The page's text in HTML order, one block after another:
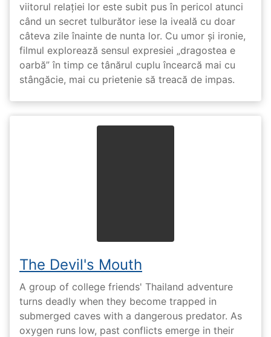
viitorul relației lor este subit pus în pericol atunci
când un secret tulburător iese la iveală cu doar
câteva zile înainte de nunta lor. Cu umor și ironie,
filmul explorează sensul expresiei „dragostea e
oarbă” în timp ce tânărul cuplu încearcă mai cu
stângăcie, mai cu prietenie să treacă de impas.
The Devil's Mouth
A group of college friends' Thailand adventure
turns deadly when they become trapped in
submerged caves with a dangerous predator. As
oxygen runs low, past conflicts emerge in their